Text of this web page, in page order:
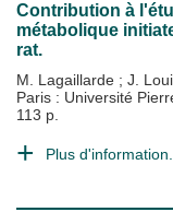
Contribution à
métabolique
rat.
M. Lagaillarde ; J.
Paris : Université
113 p.
Plus d'information...